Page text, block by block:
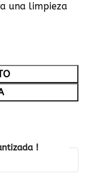
una limpieza
!